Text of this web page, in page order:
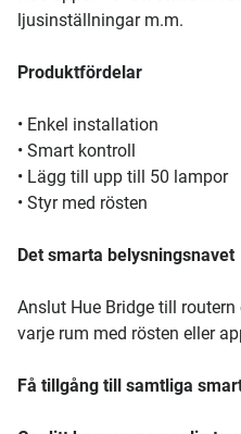
ljusinställningar m.m.
Produktfördelar
• Enkel installation
• Smart kontroll
• Lägg till upp till 50 lampor
• Styr med rösten
Det smarta belysningsnavet
Anslut Hue Bridge till
varje rum med rösten eller
Få tillgång till samtliga